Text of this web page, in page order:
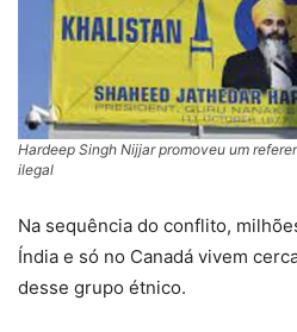
Hardeep Singh Nijjar promoveu um
ilegal
Na sequência do conflito,
Índia e só no Canadá vivem
desse grupo étnico.